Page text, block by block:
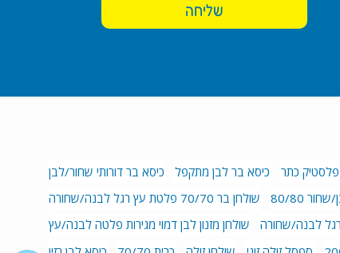
שליחה
כתר כיסא בר לבן מתקפל
כיסא בר דורותי שחור/לבן
80/80
שולחן בר 70/70 פלטת עץ רגל לבנה/שחורה
שולחן מזנון לבן דמוי מגירות פלטה לבנה/עץ